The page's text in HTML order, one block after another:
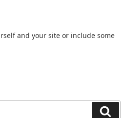
and your site or include some